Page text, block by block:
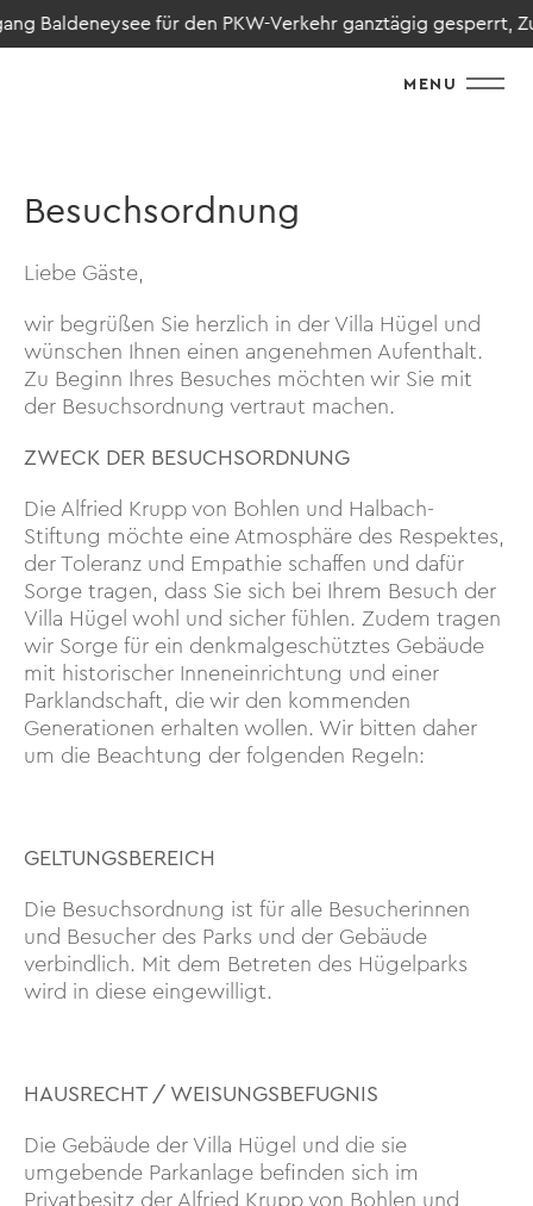
für den PKW-Verkehr ganztägig gesperrt,
MENU
Besuchsordnung
Liebe Gäste,
wir begrüßen Sie herzlich in der Villa Hügel und
wünschen Ihnen einen angenehmen Aufenthalt.
Zu Beginn Ihres Besuches möchten wir Sie mit
der Besuchsordnung vertraut machen.
ZWECK DER BESUCHSORDNUNG
Die Alfried Krupp von Bohlen und Halbach-
Stiftung möchte eine Atmosphäre des Respektes,
der Toleranz und Empathie schaffen und dafür
Sorge tragen, dass Sie sich bei Ihrem Besuch der
Villa Hügel wohl und sicher fühlen. Zudem tragen
wir Sorge für ein denkmalgeschütztes Gebäude
mit historischer Inneneinrichtung und einer
Parklandschaft, die wir den kommenden
Generationen erhalten wollen. Wir bitten daher
um die Beachtung der folgenden Regeln:
GELTUNGSBEREICH
Die Besuchsordnung ist für alle Besucherinnen
und Besucher des Parks und der Gebäude
verbindlich. Mit dem Betreten des Hügelparks
wird in diese eingewilligt.
HAUSRECHT / WEISUNGSBEFUGNIS
Die Gebäude der Villa Hügel und die sie
umgebende Parkanlage befinden sich im